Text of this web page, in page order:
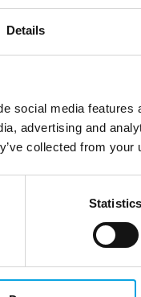
Details
social media
advertising and
collected from
Statistics